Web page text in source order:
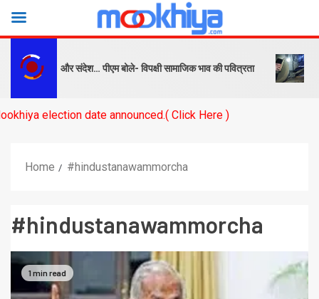
को सबक और संदेश… पीएम बोले- विपक्षी सामाजिक भाव की पवित्रता
election date announced.( Click Here )
Home #hindustanawammorcha
#hindustanawammorcha
1 min read